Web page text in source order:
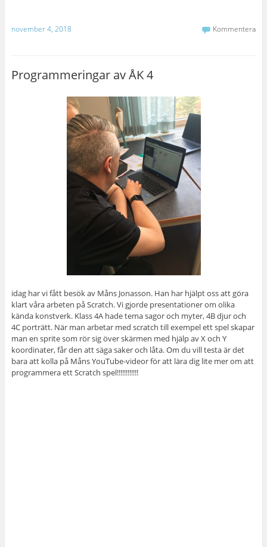
november 4, 2018 Kommentera
Programmeringar av ÅK 4
idag har vi fått besök av Måns Jonasson. Han har hjälpt oss att göra
klart våra arbeten på Scratch. Vi gjorde presentationer om olika
kända konstverk. Klass 4A hade tema sagor och myter, 4B djur och
4C porträtt. När man arbetar med scratch till exempel ett spel skapar
man en sprite som rör sig över skärmen med hjälp av X och Y
koordinater, får den att säga saker och låta. Om du vill testa är det
bara att kolla på Måns YouTube-videor för att lära dig lite mer om att
programmera ett Scratch spel!!!!!!!!!!!!